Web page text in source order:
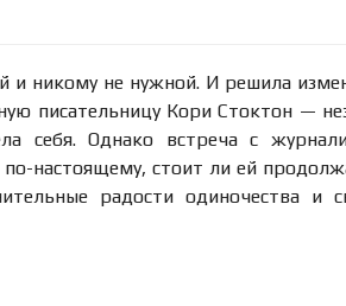
и никому не нужной. И решила
писательницу Кори Стоктон —
себя. Однако встреча с
настоящему, стоит ли ей
радости одиночества и